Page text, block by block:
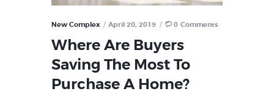
New Complex April 20, 2019 0 Comments
Where Are Buyers
Saving The Most To
Purchase A Home?